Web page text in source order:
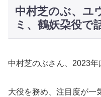
中村芝のぶ、ユ
ミ、鶴妖朶役で
中村芝のぶさん、2023年
大役を務め、注目度が一